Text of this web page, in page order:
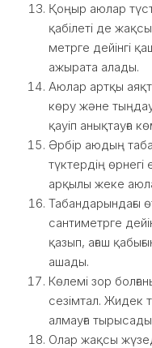
Қоңыр аюлар
қабілеті де
метрге дейінгі
ажырата алады.
Аюлар артқы
көру және
қауіп анықтауға
Әрбір аюдың
түктердің
арқылы жеке
Табандарындағы
сантиметрге
қазып, ағаш
ашады.
Көлемі зор
сезімтал. Жидек
алмауға
Олар жақсы